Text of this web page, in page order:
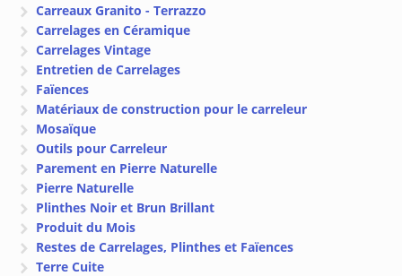
Carreaux Granito - Terrazzo
Carrelages en Céramique
Carrelages Vintage
Entretien de Carrelages
Faïences
Matériaux de construction pour le carreleur
Mosaïque
Outils pour Carreleur
Parement en Pierre Naturelle
Pierre Naturelle
Plinthes Noir et Brun Brillant
Produit du Mois
Restes de Carrelages, Plinthes et Faïences
Terre Cuite